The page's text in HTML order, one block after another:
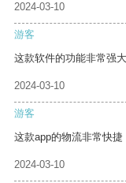
2024-03-10
游客
这款软件的功能非常强
2024-03-10
游客
这款app的物流非常快捷
2024-03-10